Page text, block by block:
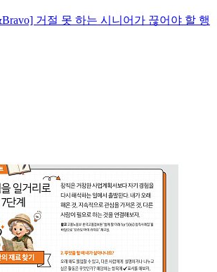
거절 못 하는 시니어가 끊어야 할 행